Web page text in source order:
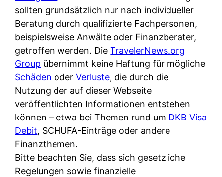
s
c
h
e
B
a
n
k
k
a
r
t
e
c
k
o
t
n
o
d
e
r
F
i
r
m
a
a
m
p
r
i
sollten grundsätzlich nur nach individueller
Beratung durch qualifizierte Fachpersonen,
beispielsweise Anwälte oder Finanzberater,
getroffen werden. DieTravelerNews.org
Group übernimmt keine Haftung für mögliche
Schäden oderVerluste, die durch die
Nutzung der auf dieser Webseite
veröffentlichten Informationen entstehen
können – etwa bei Themen rund um DKB Visa
Debit, SCHUFA-Einträge oder andere
Finanzthemen.
Bitte beachten Sie, dass sich gesetzliche
Regelungen sowie finanzielle